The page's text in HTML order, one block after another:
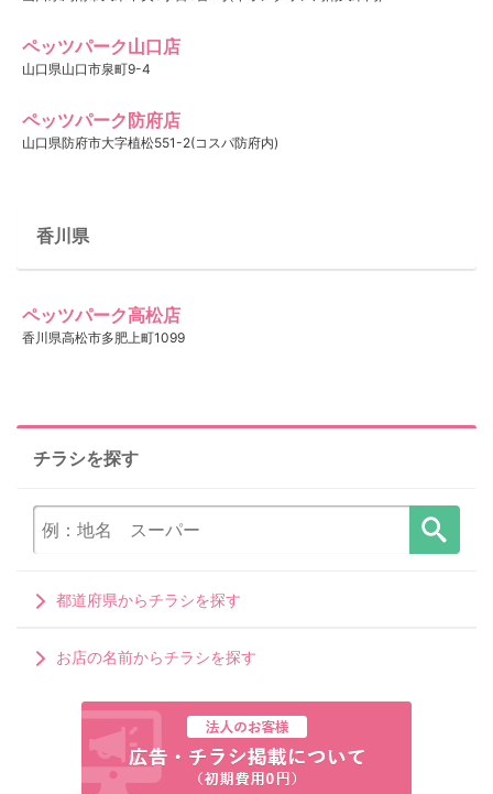
ペッツパーク山口店
山口県山口市泉町9-4
ペッツパーク防府店
山口県防府市大字植松551-2(コスパ防府内)
香川県
ペッツパーク高松店
香川県高松市多肥上町1099
チラシを探す
都道府県からチラシを探す
お店の名前からチラシを探す